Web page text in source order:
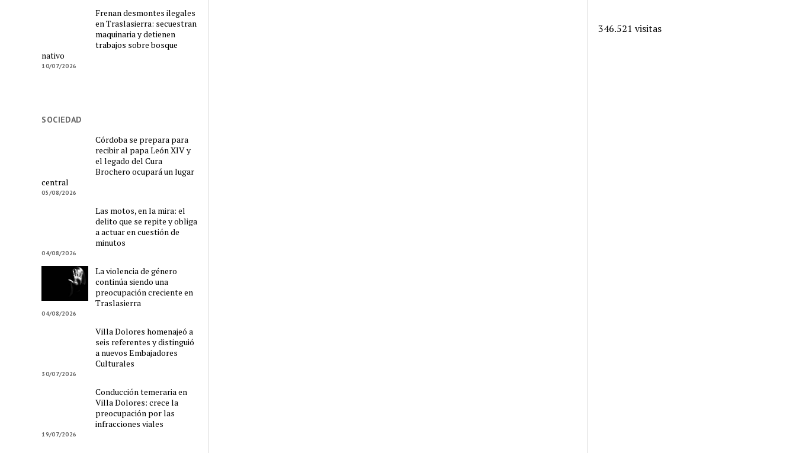
Frenan desmontes ilegales
en Traslasierra: secuestran
maquinaria y detienen
trabajos sobre bosque
nativo
10/07/2026
SOCIEDAD
Córdoba se prepara para
recibir al papa León XIV y
el legado del Cura
Brochero ocupará un lugar
central
05/08/2026
Las motos, en la mira: el
delito que se repite y obliga
a actuar en cuestión de
minutos
04/08/2026
La violencia de género
continúa siendo una
preocupación creciente en
Traslasierra
04/08/2026
Villa Dolores homenajeó a
seis referentes y distinguió
a nuevos Embajadores
Culturales
30/07/2026
Conducción temeraria en
Villa Dolores: crece la
preocupación por las
infracciones viales
19/07/2026
346.521 visitas